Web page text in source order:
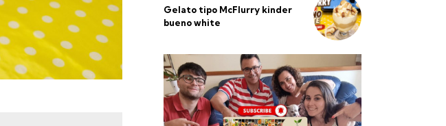
Gelato tipo McFlurry kinder
bueno white